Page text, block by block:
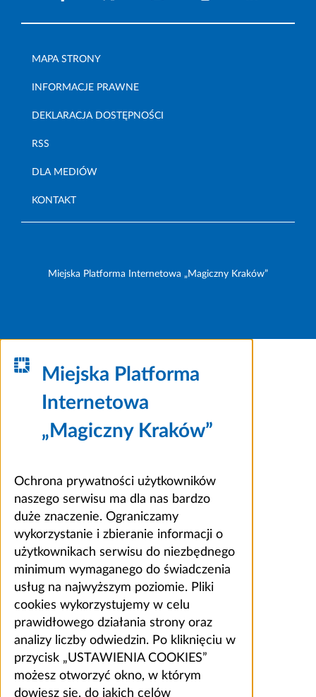
MAPA STRONY
INFORMACJE PRAWNE
DEKLARACJA DOSTĘPNOŚCI
RSS
DLA MEDIÓW
KONTAKT
Miejska Platforma Internetowa „Magiczny Kraków”
Miejska Platforma
Internetowa
„Magiczny Kraków”
Ochrona prywatności użytkowników
naszego serwisu ma dla nas bardzo
duże znaczenie. Ograniczamy
wykorzystanie i zbieranie informacji o
użytkownikach serwisu do niezbędnego
minimum wymaganego do świadczenia
usług na najwyższym poziomie. Pliki
cookies wykorzystujemy w celu
prawidłowego działania strony oraz
analizy liczby odwiedzin. Po kliknięciu w
przycisk „USTAWIENIA COOKIES”
możesz otworzyć okno, w którym
dowiesz się, do jakich celów